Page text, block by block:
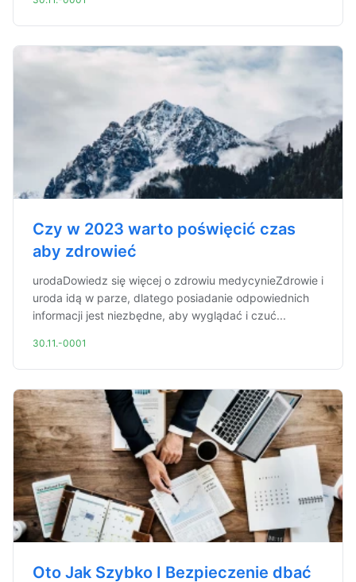
Czy w 2023 warto poświęcić czas
aby zdrowieć
urodaDowiedz się więcej o zdrowiu medycynieZdrowie i
uroda idą w parze, dlatego posiadanie odpowiednich
informacji jest niezbędne, aby wyglądać i czuć...
30.11.-0001
Oto Jak Szybko I Bezpieczenie dbać